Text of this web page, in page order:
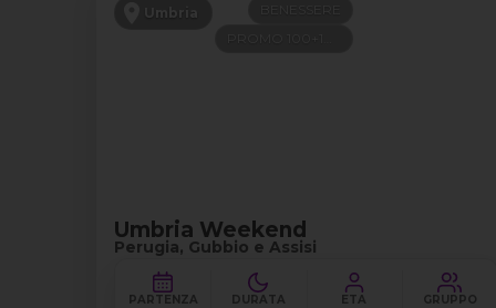
Umbria
Umbria Weekend
Perugia, Gubbio e Assisi
PARTENZA DURATA ETÀ GRUPPO